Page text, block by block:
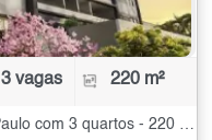
3 vagas 220 m²